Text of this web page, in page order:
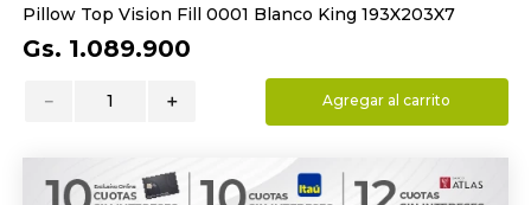
Pillow Top Vision Fill 0001 Blanco King 193X203X7
Gs. 1.089.900
＋
－ Agregar al carrito
9.
hydrate